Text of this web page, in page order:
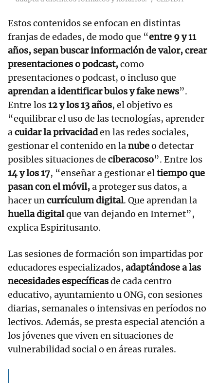
Estos contenidos se enfocan en distintas
franjas de edades, de modo que “entre 9 y 11
años, sepan buscar información de valor,crear
presentaciones o podcast,como
presentaciones o podcast, o incluso que
aprendan a identificar bulos y fake news”.
Entre los12 y los 13 años, el objetivo es
“equilibrar el uso de las tecnologías, aprender
acuidar la privacidaden las redes sociales,
gestionar el contenido en lanubeo detectar
posibles situaciones de ciberacoso”. Entre los
14 y los 17, “enseñar a gestionar eltiempo que
pasan con el móvil,a proteger sus datos, a
hacer uncurrículum digital. Que aprendan la
huella digitalque van dejando en Internet”,
explica Espiritusanto.
Las sesiones de formación son impartidas por
educadores especializados, adaptándose a las
necesidades específicasde cada centro
educativo, ayuntamiento u ONG, con sesiones
diarias, semanales o intensivas en períodos no
lectivos. Además, se presta especial atención a
los jóvenes que viven en situaciones de
vulnerabilidad social o en áreas rurales.